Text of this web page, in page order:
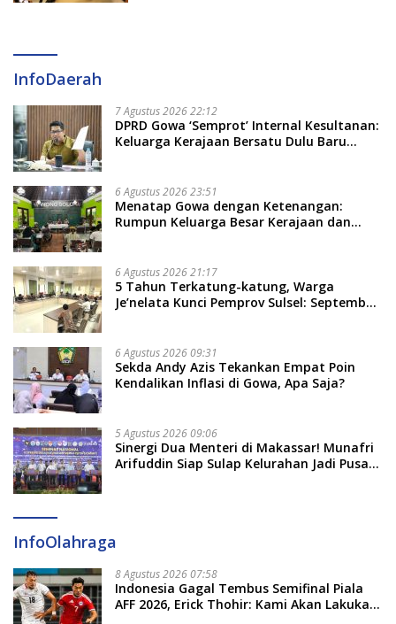
InfoDaerah
7 Agustus 2026 22:12
DPRD Gowa ‘Semprot’ Internal Kesultanan:
Keluarga Kerajaan Bersatu Dulu Baru
6 Agustus 2026 23:51
Menatap Gowa dengan Ketenangan:
Rumpun Keluarga Besar Kerajaan dan
Soal Adat dan Adab
6 Agustus 2026 21:17
5 Tahun Terkatung-katung, Warga
Je’nelata Kunci Pemprov Sulsel: September
6 Agustus 2026 09:31
Sekda Andy Azis Tekankan Empat Poin
Kendalikan Inflasi di Gowa, Apa Saja?
5 Agustus 2026 09:06
Sinergi Dua Menteri di Makassar! Munafri
Arifuddin Siap Sulap Kelurahan Jadi Pusat
InfoOlahraga
8 Agustus 2026 07:58
Indonesia Gagal Tembus Semifinal Piala
AFF 2026, Erick Thohir: Kami Akan Lakukan